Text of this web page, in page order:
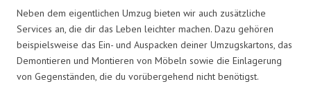
Neben dem eigentlichen Umzug bieten wir auch zusätzliche
Services an, die dir das Leben leichter machen. Dazu gehören
beispielsweise das Ein- und Auspacken deiner Umzugskartons, das
Demontieren und Montieren von Möbeln sowie die Einlagerung
von Gegenständen, die du vorübergehend nicht benötigst.